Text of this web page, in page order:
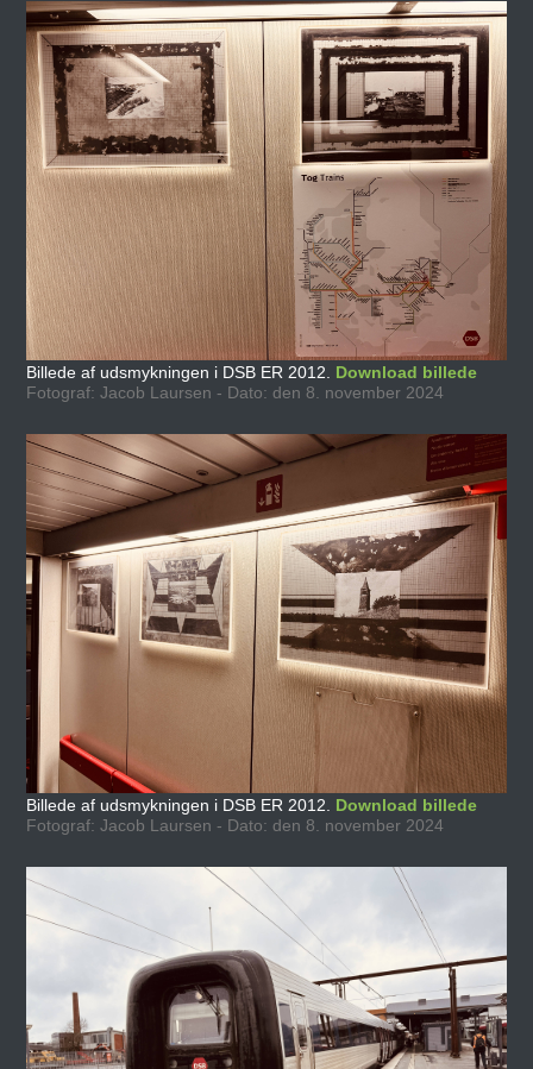
Billede af udsmykningen i DSB ER 2012. Download billede
Fotograf: Jacob Laursen - Dato: den 8. november 2024
Billede af udsmykningen i DSB ER 2012. Download billede
Fotograf: Jacob Laursen - Dato: den 8. november 2024